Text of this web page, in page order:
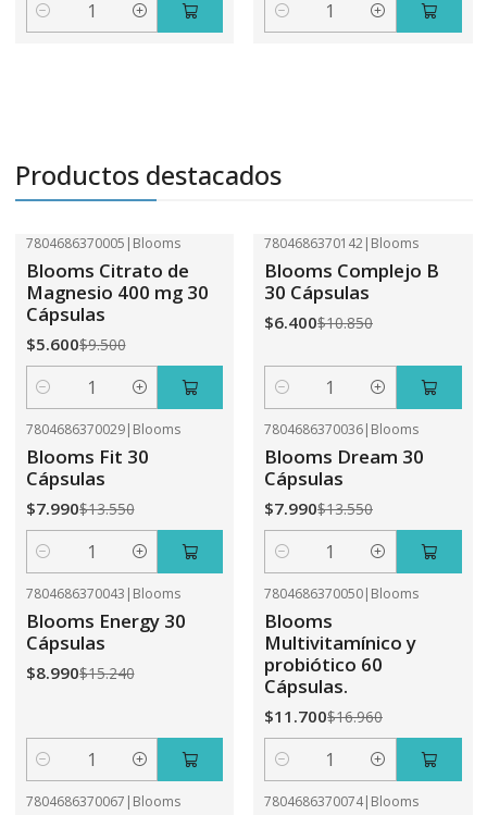
Cantidad Cantidad
Productos destacados
7804686370005 | Blooms
Blooms Citrato de
Magnesio 400 mg 30
Cápsulas
$5.600$9.500
Cantidad
7804686370142| Blooms
Blooms Complejo B
30 Cápsulas
$6.400$10.850
Cantidad
7804686370029| Blooms
Blooms Fit 30
Cápsulas
$7.990$13.550
Cantidad
7804686370036| Blooms
Blooms Dream 30
Cápsulas
$7.990$13.550
Cantidad
7804686370043 | Blooms
Blooms Energy 30
Cápsulas
$8.990$15.240
Cantidad
7804686370050| Blooms
Blooms
Multivitamínico y
probiótico 60
Cápsulas.
$11.700$16.960
Cantidad
7804686370067 | Blooms 7804686370074| Blooms